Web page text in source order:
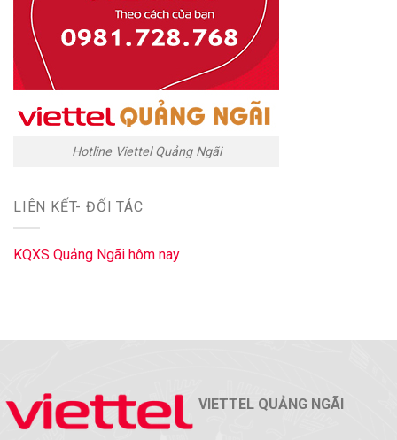
Hotline Viettel Quảng Ngãi
LIÊN KẾT- ĐỐI TÁC
KQXS Quảng Ngãi hôm nay
VIETTEL QUẢNG NGÃI